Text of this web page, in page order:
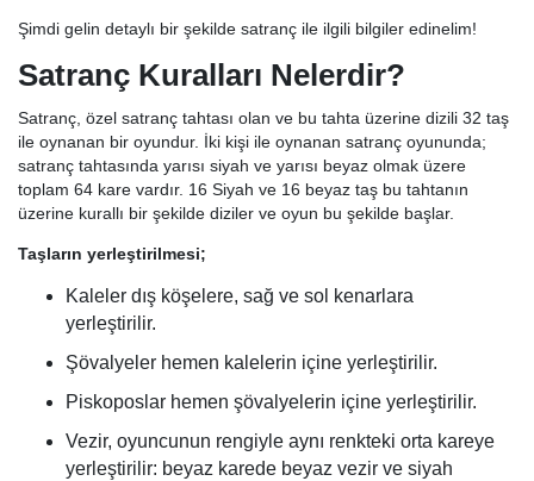
Şimdi gelin detaylı bir şekilde satranç ile ilgili bilgiler edinelim!
Satranç Kuralları Nelerdir?
Satranç, özel satranç tahtası olan ve bu tahta üzerine dizili 32 taş
ile oynanan bir oyundur. İki kişi ile oynanan satranç oyununda;
satranç tahtasında yarısı siyah ve yarısı beyaz olmak üzere
toplam 64 kare vardır. 16 Siyah ve 16 beyaz taş bu tahtanın
üzerine kurallı bir şekilde diziler ve oyun bu şekilde başlar.
Taşların yerleştirilmesi;
Kaleler dış köşelere, sağ ve sol kenarlara
yerleştirilir.
Şövalyeler hemen kalelerin içine yerleştirilir.
Piskoposlar hemen şövalyelerin içine yerleştirilir.
Vezir, oyuncunun rengiyle aynı renkteki orta kareye
yerleştirilir: beyaz karede beyaz vezir ve siyah